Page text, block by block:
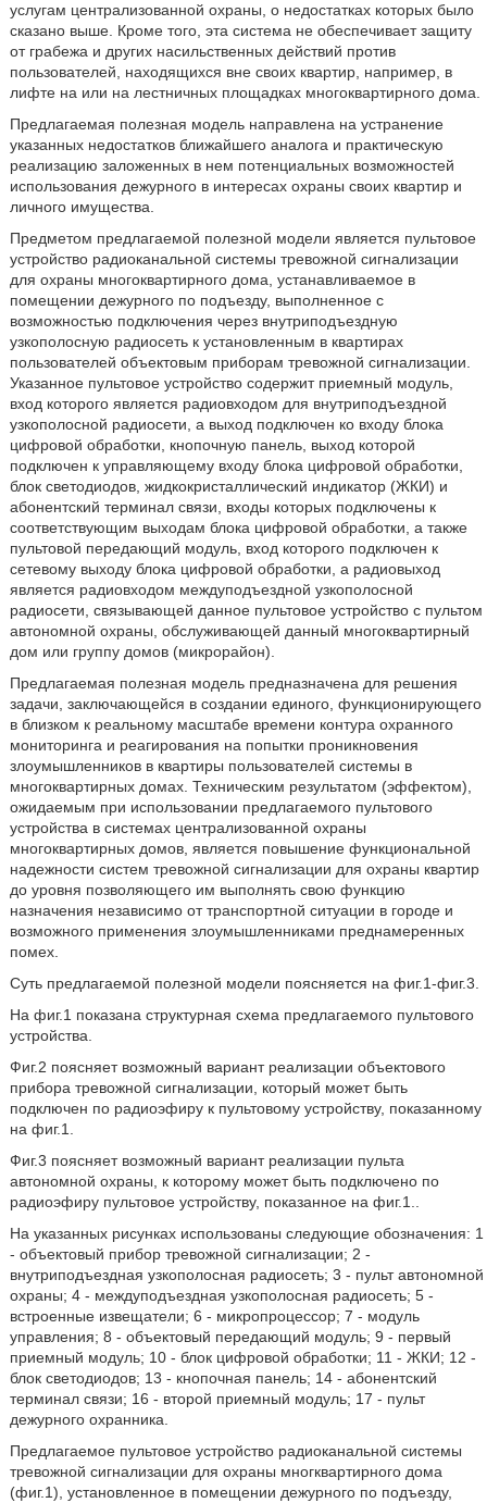
услугам централизованной охраны, о недостатках которых было
сказано выше. Кроме того, эта система не обеспечивает защиту
от грабежа и других насильственных действий против
пользователей, находящихся вне своих квартир, например, в
лифте на или на лестничных площадках многоквартирного дома.
Предлагаемая полезная модель направлена на устранение
указанных недостатков ближайшего аналога и практическую
реализацию заложенных в нем потенциальных возможностей
использования дежурного в интересах охраны своих квартир и
личного имущества.
Предметом предлагаемой полезной модели является пультовое
устройство радиоканальной системы тревожной сигнализации
для охраны многоквартирного дома, устанавливаемое в
помещении дежурного по подъезду, выполненное с
возможностью подключения через внутриподъездную
узкополосную радиосеть к установленным в квартирах
пользователей объектовым приборам тревожной сигнализации.
Указанное пультовое устройство содержит приемный модуль,
вход которого является радиовходом для внутриподъездной
узкополосной радиосети, а выход подключен ко входу блока
цифровой обработки, кнопочную панель, выход которой
подключен к управляющему входу блока цифровой обработки,
блок светодиодов, жидкокристаллический индикатор (ЖКИ) и
абонентский терминал связи, входы которых подключены к
соответствующим выходам блока цифровой обработки, а также
пультовой передающий модуль, вход которого подключен к
сетевому выходу блока цифровой обработки, а радиовыход
является радиовходом междуподъездной узкополосной
радиосети, связывающей данное пультовое устройство с пультом
автономной охраны, обслуживающей данный многоквартирный
дом или группу домов (микрорайон).
Предлагаемая полезная модель предназначена для решения
задачи, заключающейся в создании единого, функционирующего
в близком к реальному масштабе времени контура охранного
мониторинга и реагирования на попытки проникновения
злоумышленников в квартиры пользователей системы в
многоквартирных домах. Техническим результатом (эффектом),
ожидаемым при использовании предлагаемого пультового
устройства в системах централизованной охраны
многоквартирных домов, является повышение функциональной
надежности систем тревожной сигнализации для охраны квартир
до уровня позволяющего им выполнять свою функцию
назначения независимо от транспортной ситуации в городе и
возможного применения злоумышленниками преднамеренных
помех.
Суть предлагаемой полезной модели поясняется на фиг.1-фиг.3.
На фиг.1 показана структурная схема предлагаемого пультового
устройства.
Фиг.2 поясняет возможный вариант реализации объектового
прибора тревожной сигнализации, который может быть
подключен по радиоэфиру к пультовому устройству, показанному
на фиг.1.
Фиг.3 поясняет возможный вариант реализации пульта
автономной охраны, к которому может быть подключено по
радиоэфиру пультовое устройству, показанное на фиг.1..
На указанных рисунках использованы следующие обозначения: 1
- объектовый прибор тревожной сигнализации; 2 -
внутриподъездная узкополосная радиосеть; 3 - пульт автономной
охраны; 4 - междуподъездная узкополосная радиосеть; 5 -
встроенные извещатели; 6 - микропроцессор; 7 - модуль
управления; 8 - объектовый передающий модуль; 9 - первый
приемный модуль; 10 - блок цифровой обработки; 11 - ЖКИ; 12 -
блок светодиодов; 13 - кнопочная панель; 14 - абонентский
терминал связи; 16 - второй приемный модуль; 17 - пульт
дежурного охранника.
Предлагаемое пультовое устройство радиоканальной системы
тревожной сигнализации для охраны многквартирного дома
(фиг.1), установленное в помещении дежурного по подъезду,